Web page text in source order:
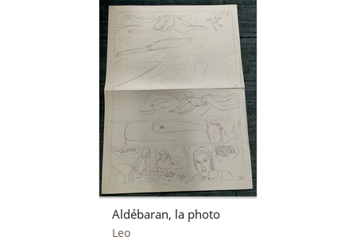
Aldébaran, la photo
Leo